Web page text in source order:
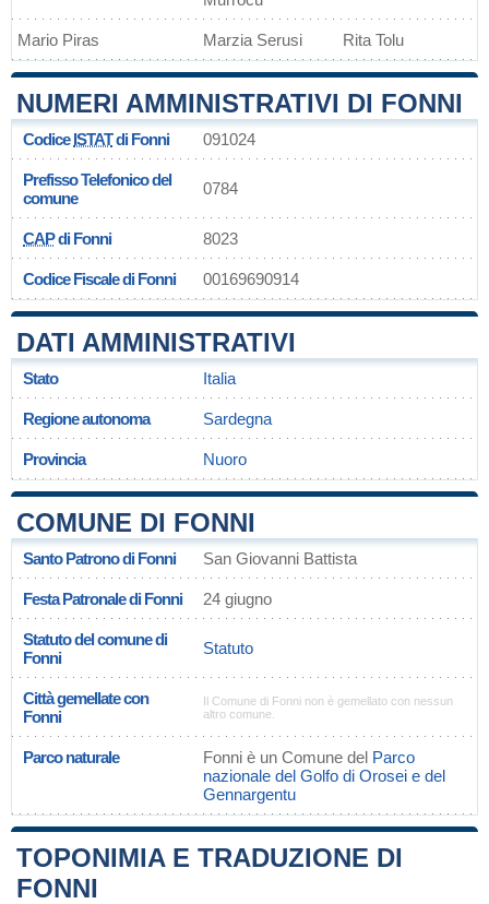
Mario Piras Marzia Serusi Rita Tolu
NUMERI AMMINISTRATIVI DI FONNI
CodiceISTATdi Fonni 091024
Prefisso Telefonico del
comune
0784
CAPdi Fonni 8023
Codice Fiscale di Fonni 00169690914
DATI AMMINISTRATIVI
Stato Italia
Regione autonoma Sardegna
Provincia Nuoro
COMUNE DI FONNI
Santo Patrono di Fonni San Giovanni Battista
Festa Patronale di Fonni 24 giugno
Statuto del comune di
Fonni
Statuto
Città gemellate con
Fonni
Il Comune di Fonni non è gemellato con nessun
altro comune.
Parco naturale Fonni è un Comune del Parco
nazionale del Golfo di Orosei e del
Gennargentu
TOPONIMIA E TRADUZIONE DI
FONNI